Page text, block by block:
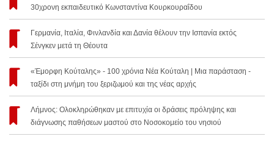
30χρονη εκπαιδευτικό Κωνσταντίνα Κουρκουραΐδου
Γερμανία, Ιταλία, Φινλανδία και Δανία θέλουν την Ισπανία εκτός
Σένγκεν μετά τη Θέουτα
«Έμορφη Κούταλης» - 100 χρόνια Νέα Κούταλη | Μια παράσταση -
ταξίδι στη μνήμη του ξεριζωμού και της νέας αρχής
Λήμνος: Ολοκληρώθηκαν με επιτυχία οι δράσεις πρόληψης και
διάγνωσης παθήσεων μαστού στο Νοσοκομείο του νησιού